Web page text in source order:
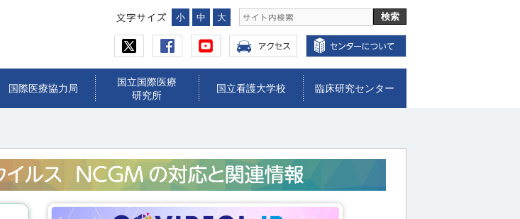
小 中 大
国際医療協力局
国立国際医療
研究所
国立看護大学校 臨床研究センター